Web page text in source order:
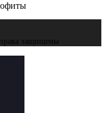
защищены